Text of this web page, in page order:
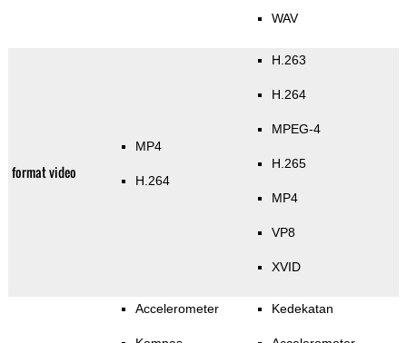
WAV
format video
MP4
H.264
H.263
H.264
MPEG-4
H.265
MP4
VP8
XVID
Accelerometer Kedekatan